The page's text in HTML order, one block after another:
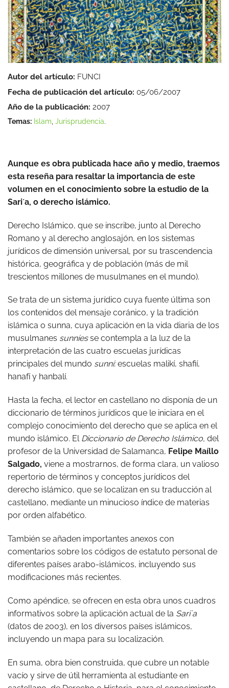
Autor del artículo: FUNCI
Fecha de publicación del artículo: 05/06/2007
Año de la publicación: 2007
Temas: Islam, Jurisprudencia.
Aunque es obra publicada hace año y medio, traemos
esta reseña para resaltar la importancia de este
volumen en el conocimiento sobre la estudio de la
Sari´a, o derecho islámico.
Derecho Islámico, que se inscribe, junto al Derecho
Romano y al derecho anglosajón, en los sistemas
jurídicos de dimensión universal, por su trascendencia
histórica, geográfica y de población (más de mil
trescientos millones de musulmanes en el mundo).
Se trata de un sistema jurídico cuya fuente última son
los contenidos del mensaje coránico, y la tradición
islámica o sunna, cuya aplicación en la vida diaria de los
musulmanes sunníesse contempla a la luz de la
interpretación de las cuatro escuelas jurídicas
principales del mundo sunní:escuelas malikí, shafií,
hanafí y hanbalí.
Hasta la fecha, el lector en castellano no disponía de un
diccionario de términos jurídicos que le iniciara en el
complejo conocimiento del derecho que se aplica en el
mundo islámico. El Diccionario de Derecho Islámico, del
profesor de la Universidad de Salamanca, Felipe Maíllo
Salgado, viene a mostrarnos, de forma clara, un valioso
repertorio de términos y conceptos jurídicos del
derecho islámico, que se localizan en su traducción al
castellano, mediante un minucioso índice de materias
por orden alfabético.
También se añaden importantes anexos con
comentarios sobre los códigos de estatuto personal de
diferentes países arabo-islámicos, incluyendo sus
modificaciones más recientes.
Como apéndice, se ofrecen en esta obra unos cuadros
informativos sobre la aplicación actual de la Sari`a
(datos de 2003), en los diversos países islámicos,
incluyendo un mapa para su localización.
En suma, obra bien construida, que cubre un notable
vacío y sirve de útil herramienta al estudiante en